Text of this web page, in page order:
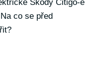
Škody Citigo-e
co se před